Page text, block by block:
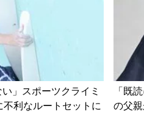
」スポーツクライミ
利なルートセットに
「既
の父